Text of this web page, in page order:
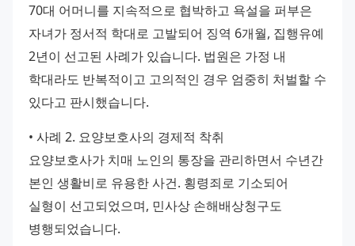
70대 어머니를 지속적으로 협박하고 욕설을 퍼부은
자녀가 정서적 학대로 고발되어 징역 6개월, 집행유예
2년이 선고된 사례가 있습니다. 법원은 가정 내
학대라도 반복적이고 고의적인 경우 엄중히 처벌할 수
있다고 판시했습니다.
• 사례 2. 요양보호사의 경제적 착취
요양보호사가 치매 노인의 통장을 관리하면서 수년간
본인 생활비로 유용한 사건. 횡령죄로 기소되어
실형이 선고되었으며, 민사상 손해배상청구도
병행되었습니다.